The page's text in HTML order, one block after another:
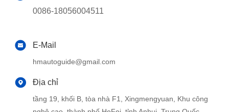
0086-18056004511
E-Mail
hmautoguide@gmail.com
Địa chỉ
tầng 19, khối B, tòa nhà F1, Xingmengyuan, Khu công